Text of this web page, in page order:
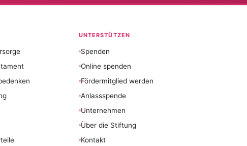
UNTERSTÜTZEN
Spenden
Online spenden
Fördermitglied werden
Anlassspende
Unternehmen
Über die Stiftung
Kontakt